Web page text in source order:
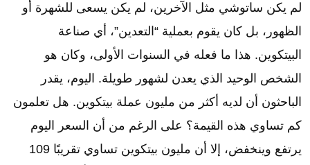
لم يكن ساتوشي مثل الآخرين، لم يكن يسعى للشهرة أو
الظهور، بل كان يقوم بعملية “التعدين”، أي صناعة
البيتكوين. هذا ما فعله في السنوات الأولى، وكان هو
الشخص الوحيد الذي يعدن لشهور طويلة. اليوم، يقدر
الباحثون أن لديه أكثر من مليون عملة بيتكوين. هل تعلمون
كم تساوي هذه القيمة؟ على الرغم من أن السعر اليوم
يرتفع وينخفض، إلا أن مليون بيتكوين تساوي تقريبًا 109